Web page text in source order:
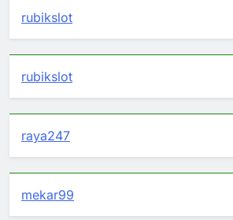
rubikslot
rubikslot
raya247
mekar99